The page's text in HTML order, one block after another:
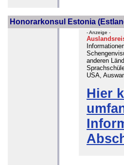
Honorarkonsul Estonia
- Anzeige -
anderen
USA,
Hier